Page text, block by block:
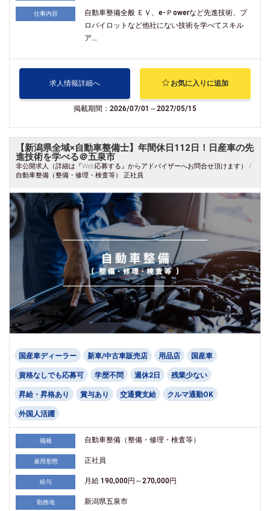
仕事内容
自動車整備全般 ＥＶ、e-Ｐowerなど先進技術、プ
ロパイロットなど他社にない技術を学べてスキル
ア...
求人情報詳細へ お気に入りに追加
掲載期間：2026/07/01～2027/05/15
【新潟県全域×自動車整備士】年間休日112日！日産車の先
進技術を学べる＠五泉市
非公開求人（詳細は『Web応募する』からアドバイザーへお問合せ頂けます） /
自動車整備（整備・修理・検査等） 正社員
国産車ディーラー 新車/中古車販売店 用品店 国産車
資格なしでも応募可 学歴不問 週休2日 残業少ない
昇給・昇格あり 賞与あり 交通費支給 クルマ通勤OK
外国人活躍
職種 自動車整備（整備・修理・検査等）
雇用形態 正社員
給与 月給 190,000円～270,000円
勤務地 新潟県五泉市